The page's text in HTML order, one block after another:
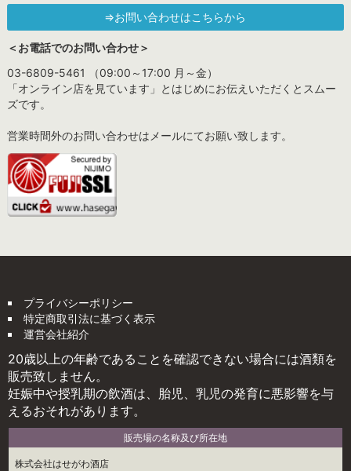
⇒お問い合わせはこちらから
＜お電話でのお問い合わせ＞
03-6809-5461 （09:00～17:00 月～金）
「オンライン店を見ています」とはじめにお伝えいただくとスムー
ズです。
営業時間外のお問い合わせはメールにてお願い致します。
プライバシーポリシー
特定商取引法に基づく表示
運営会社紹介
20歳以上の年齢であることを確認できない場合には酒類を
販売致しません。
妊娠中や授乳期の飲酒は、胎児、乳児の発育に悪影響を与
えるおそれがあります。
販売場の名称及び所在地
株式会社はせがわ酒店